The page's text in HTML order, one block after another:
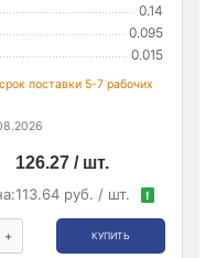
0.14
0.095
0.015
поставки 5-7 рабочих
126.27 / шт.
113.64 руб. / шт. !
+ КУПИТЬ